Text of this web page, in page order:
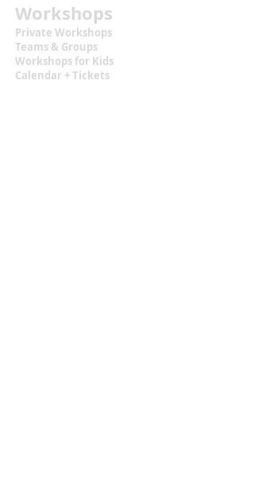
Workshops
Private Workshops
Teams & Groups
Workshops for Kids
Calendar + Tickets